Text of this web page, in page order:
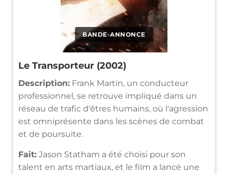
BANDE-ANNONCE
Le Transporteur (2002)
Description: Frank Martin, un conducteur
professionnel, se retrouve impliqué dans un
réseau de trafic d'êtres humains, où l'agression
est omniprésente dans les scènes de combat
et de poursuite.
Fait: Jason Statham a été choisi pour son
talent en arts martiaux, et le film a lancé une